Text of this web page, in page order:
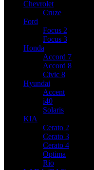
Chevrolet
Cruze
Ford
Focus 2
Focus 3
Honda
Accord 7
Accord 8
Civic 8
Hyundai
Accent
i40
Solaris
KIA
Cerato 2
Cerato 3
Cerato 4
Optima
Rio